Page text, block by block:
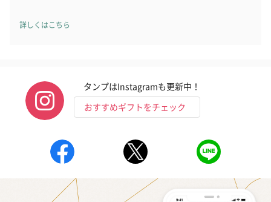
詳しくはこちら
タンプはInstagramも更新中！
おすすめギフトをチェック